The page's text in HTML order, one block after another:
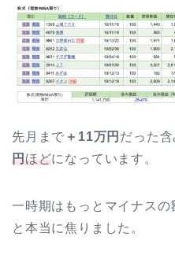
先月まで ＋11万円 だった
円ほどになっています。
一時期はもっとマイナス
と本当に焦りました。